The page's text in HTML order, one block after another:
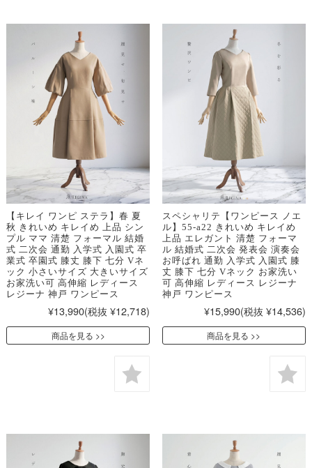
【キレイ ワンピ ステラ】春 夏
秋 きれいめ キレイめ 上品 シン
プル ママ 清楚 フォーマル 結婚
式 二次会 通勤 入学式 入園式 卒
業式 卒園式 膝丈 膝下 七分 Vネ
ック 小さいサイズ 大きいサイズ
お家洗い可 高伸縮 レディース
レジーナ 神戸 ワンピース
¥13,990(税抜 ¥12,718)
商品を見る
スペシャリテ【ワンピース ノエ
ル】55-a22 きれいめ キレイめ
上品 エレガント 清楚 フォーマ
ル 結婚式 二次会 発表会 演奏会
お呼ばれ 通勤 入学式 入園式 膝
丈 膝下 七分 Vネック お家洗い
可 高伸縮 レディース レジーナ
神戸 ワンピース
¥15,990(税抜 ¥14,536)
商品を見る